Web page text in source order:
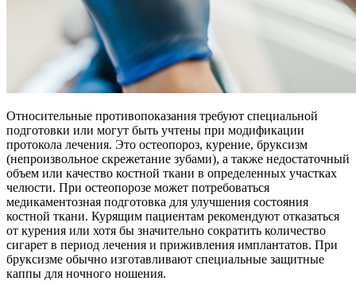
Относительные противопоказания требуют специальной
подготовки или могут быть учтены при модификации
протокола лечения. Это остеопороз, курение, бруксизм
(непроизвольное скрежетание зубами), а также недостаточный
объем или качество костной ткани в определенных участках
челюсти. При остеопорозе может потребоваться
медикаментозная подготовка для улучшения состояния
костной ткани. Курящим пациентам рекомендуют отказаться
от курения или хотя бы значительно сократить количество
сигарет в период лечения и приживления имплантатов. При
бруксизме обычно изготавливают специальные защитные
каппы для ночного ношения.